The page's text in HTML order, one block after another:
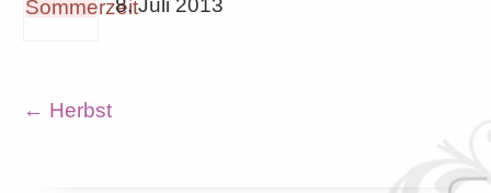
8. Juli 2013
← Herbst